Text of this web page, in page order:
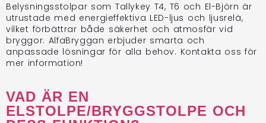
Belysningsstolpar som Tallykey T4, T6 och El-Björn är
utrustade med energieffektiva LED-ljus och ljusrelä,
vilket förbättrar både säkerhet och atmosfär vid
bryggor. AlfaBryggan erbjuder smarta och
anpassade lösningar för alla behov. Kontakta oss för
mer information!
VAD ÄR EN
ELSTOLPE/BRYGGSTOLPE OCH